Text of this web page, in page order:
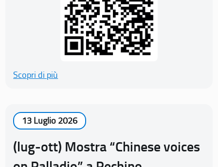
Scopri di più
13 Luglio 2026
(lug-ott) Mostra “Chinese voices